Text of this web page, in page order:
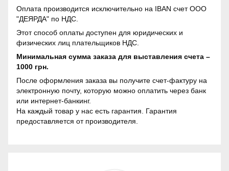
Оплата производится исключительно на IBAN счет ООО
"ДЕЯРДА" по НДС.
Этот способ оплаты доступен для юридических и
физических лиц плательщиков НДС.
Минимальная сумма заказа для выставления счета –
1000 грн.
После оформления заказа вы получите счет-фактуру на
электронную почту, которую можно оплатить через банк
или интернет-банкинг.
На каждый товар у нас есть гарантия. Гарантия
предоставляется от производителя.